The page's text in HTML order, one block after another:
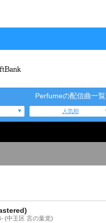
Perfumeの配信曲一覧
人気順
(中王区 言の葉党)